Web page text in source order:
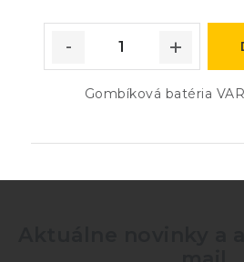
Gombíková batéria